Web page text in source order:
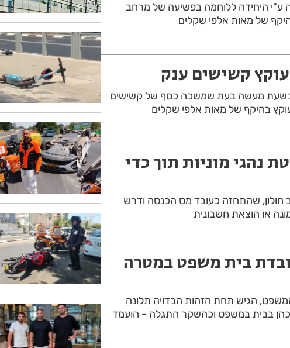
היחידה ללוחמה בפשיעה של מרחב
של מאות אלפי שקלים
קשישים ענק
מרחב ירקון עצרו חשודה בת 62 בשעת מעשה בעת שמשכה כסף של קשישים
בהיקף של מאות אלפי שקלים
נהגי מוניות תוך כדי
חולון, שהתחזה כעובד מס הכנסה ודרש
או הוצאת חשבונית
בית משפט במטרה
הגיש תחת הזהות הבדויה תלונה
בבית במשפט וכהשקר התגלה - הועמד